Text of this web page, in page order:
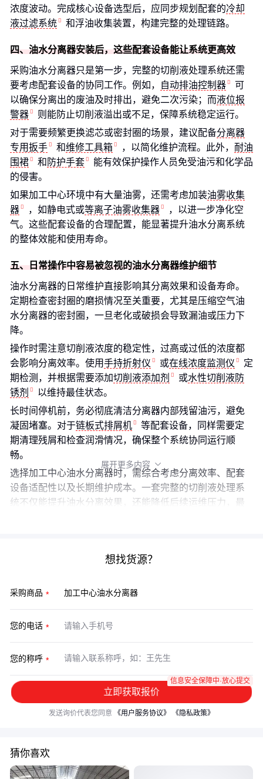
浓度波动。完成核心设备选型后，应同步规划配套的冷却
液过滤系统
和浮油收集装置，构建完整的处理链路。
四、油水分离器安装后，这些配套设备能让系统更高效
采购油水分离器只是第一步，完整的切削液处理系统还需
要考虑配套设备的协同工作。例如，
自动排油控制器
可
以确保分离出的废油及时排出，避免二次污染；而液位报
警器
则能防止切削液溢出或不足，保障系统稳定运行。
对于需要频繁更换滤芯或密封圈的场景，建议配备分离器
专用扳手
和维修工具箱 ，以简化维护流程。此外， 耐油
围裙
和 防护手套
能有效保护操作人员免受油污和化学品
的侵害。
如果加工中心环境中有大量油雾，还需考虑加装油雾收集
器
，如静电式或等离子油雾收集器
，以进一步净化空
气。这些配套设备的合理配置，能显著提升油水分离系统
的整体效能和使用寿命。
五、日常操作中容易被忽视的油水分离器维护细节
油水分离器的日常维护直接影响其分离效果和设备寿命。
定期检查密封圈的磨损情况至关重要，尤其是压缩空气油
水分离器的密封圈，一旦老化或破损会导致漏油或压力下
降。
操作时需注意切削液浓度的稳定性，过高或过低的浓度都
会影响分离效率。使用手持折射仪 或在线浓度监测仪
定
期检测，并根据需要添加切削液添加剂 或水性切削液防
锈剂
以维持最佳状态。
长时间停机前，务必彻底清洁分离器内部残留油污，避免
凝固堵塞。对于链板式排屑机
等配套设备，同样需要定
期清理残屑和检查润滑情况，确保整个系统协同运行顺
畅。
选择加工中心油水分离器时，需综合考虑分离效率、配套
设备适配性以及长期维护成本。一套完整的切削液处理系
统不仅能提升油水分离效果，还能降低后续运维压力，最
展开更多内容 
想找货源？
采购商品
您的电话
您的称呼
立即获取报价
信息安全保障中·放心提交
发送询价代表您同意 《用户服务协议》 《隐私政策》
猜你喜欢